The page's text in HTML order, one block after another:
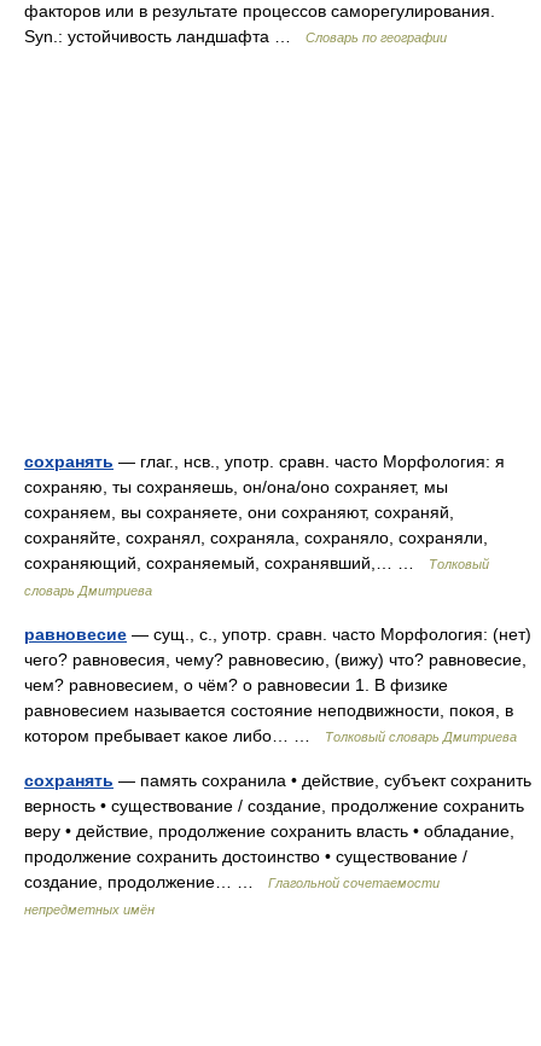
факторов или в результате процессов саморегулирования.
Syn.: устойчивость ландшафта …
Словарь по географии
сохранять — глаг., нсв., употр. сравн. часто Морфология: я
сохраняю, ты сохраняешь, он/она/оно сохраняет, мы
сохраняем, вы сохраняете, они сохраняют, сохраняй,
сохраняйте, сохранял, сохраняла, сохраняло, сохраняли,
сохраняющий, сохраняемый, сохранявший,… …
Толковый
словарь Дмитриева
равновесие — сущ., с., употр. сравн. часто Морфология: (нет)
чего? равновесия, чему? равновесию, (вижу) что? равновесие,
чем? равновесием, о чём? о равновесии 1. В физике
равновесием называется состояние неподвижности, покоя, в
котором пребывает какое либо… …
Толковый словарь Дмитриева
сохранять — память сохранила • действие, субъект сохранить
верность • существование / создание, продолжение сохранить
веру • действие, продолжение сохранить власть • обладание,
продолжение сохранить достоинство • существование /
создание, продолжение… …
Глагольной сочетаемости
непредметных имён